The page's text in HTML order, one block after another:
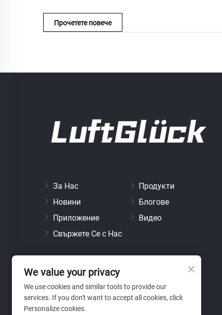
контрол на околната среда става все по-
Днес LuftGlück, водеща марка в професионални
Прочетете повече
За Нас
Продукти
Новини
Блогове
Приложение
Видео
Свържете Се с Нас
We value your privacy
We use cookies and similar tools to provide our
services. If you don't want to accept all cookies, click
Personalize cookies.